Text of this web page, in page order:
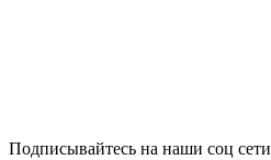
Подписывайтесь на наши соц сети